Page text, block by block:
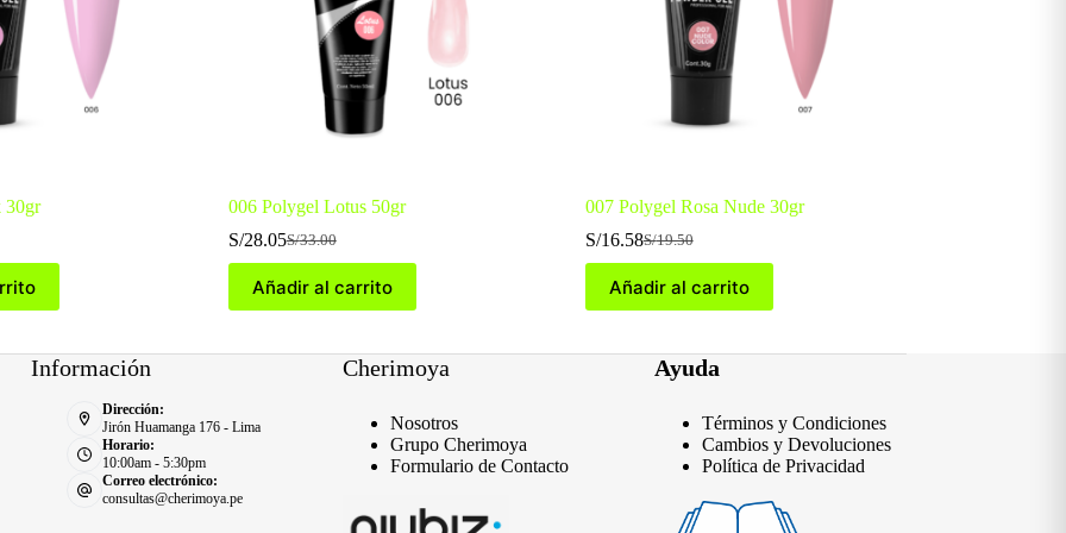
30gr 006 Polygel Lotus 50gr
S/33.00
El
original
era:
S/28.05El
actual
es:
Añadir al carrito
007 Polygel Rosa Nude 30gr
S/19.50
El
original
era:
S/16.58El
actual
es:
Añadir al carrito
Información
Dirección:
Jirón Huamanga 176 - Lima
Horario:
10:00am - 5:30pm
Correo electrónico:
consultas@cherimoya.pe
Cherimoya
Nosotros
Grupo Cherimoya
Formulario de Contacto
Ayuda
Términos y Condiciones
Cambios y Devoluciones
Política de Privacidad